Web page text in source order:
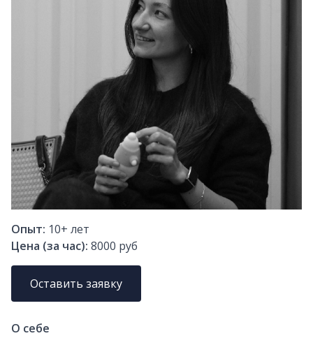
Опыт: 10+ лет
Цена (за час): 8000 руб
Оставить заявку
О себе